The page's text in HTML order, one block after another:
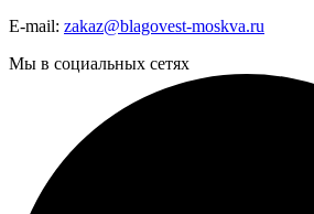
E-mail: zakaz@blagovest-moskva.ru
Мы в социальных сетях